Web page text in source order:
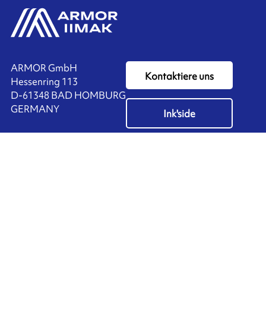
ARMOR GmbH
Hessenring 113
D-61348 BAD HOMBURG
​GERMANY
Kontaktiere uns
Ink'side